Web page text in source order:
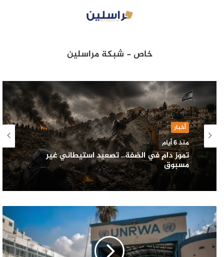
خاص - شبكة مراسلين
أخبار
منذ 6 أيام
تموز دامٍ في الضفة.. تصعيد استيطاني غير
مسبوق